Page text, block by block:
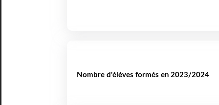
Nombre d'élèves formés en 2023/2024